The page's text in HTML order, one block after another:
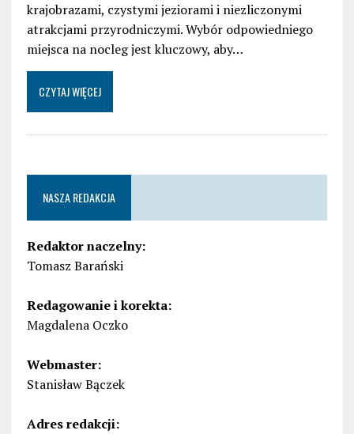
krajobrazami, czystymi jeziorami i niezliczonymi
atrakcjami przyrodniczymi. Wybór odpowiedniego
miejsca na nocleg jest kluczowy, aby…
CZYTAJ WIĘCEJ
NASZA REDAKCJA
Redaktor naczelny:
Tomasz Barański
Redagowanie i korekta:
Magdalena Oczko
Webmaster:
Stanisław Bączek
Adres redakcji: